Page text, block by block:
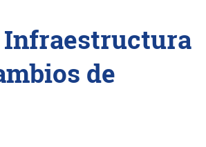
Infraestructura
de